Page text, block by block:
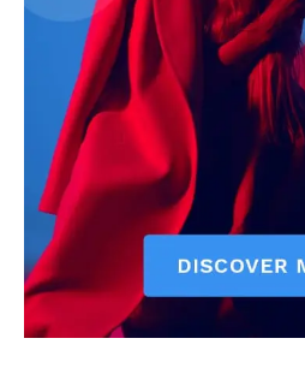
Terms of Use Agreement
Facebook
X WhatsApp
Share